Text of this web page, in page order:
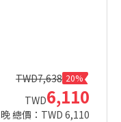
TWD7,638 20%
TWD6,110
晚 總價：TWD 6,110